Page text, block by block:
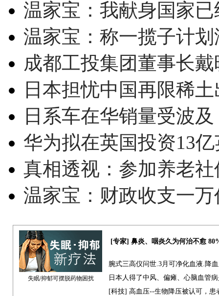
温家宝：我献身国家
温家宝：称一揽子计
成都工投集团董事长
日本担忧中国再限稀
日系车在华销量受波
华为拟在英国投资13
真相透视：参加养老
温家宝：财政收支一
失眠/抑郁可摆脱药物困扰
[专家] 鼻炎、咽炎久为何治不愈
腕式三高仪问世.3月可净化血液.降
日本人得了中风、偏瘫、心脑血管
[科技] 高血压--生物降压被认可，患